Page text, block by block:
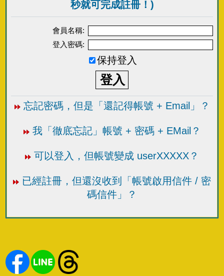
秒就可完成註冊！)
會員名稱:
登入密碼:
保持登入
忘記密碼，但是「還記得帳號 + Email」？
我「徹底忘記」帳號 + 密碼 + EMail？
可以登入，但帳號變成 userXXXXX？
已經註冊，但還沒收到「帳號啟用信件 / 密
碼信件」？